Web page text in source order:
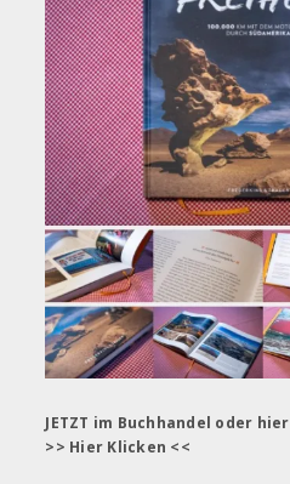
JETZT im Buchhandel oder
>> Hier Klicken <<